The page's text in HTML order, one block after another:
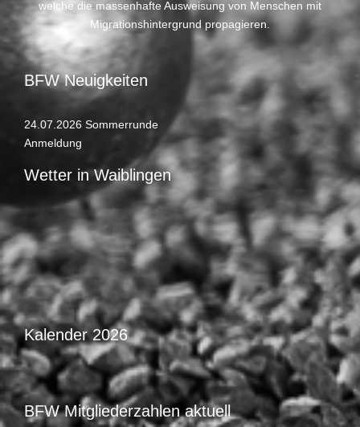
welche die massenhafte Ausweisung von Menschen mit
Migrationshintergrund propagieren.
BFW Neuigkeiten
24.07.2026 Sommerrunde
Anmeldung
Wetter in Waiblingen
Kalender 2026
BFW Mitgliederzahlen aktuell